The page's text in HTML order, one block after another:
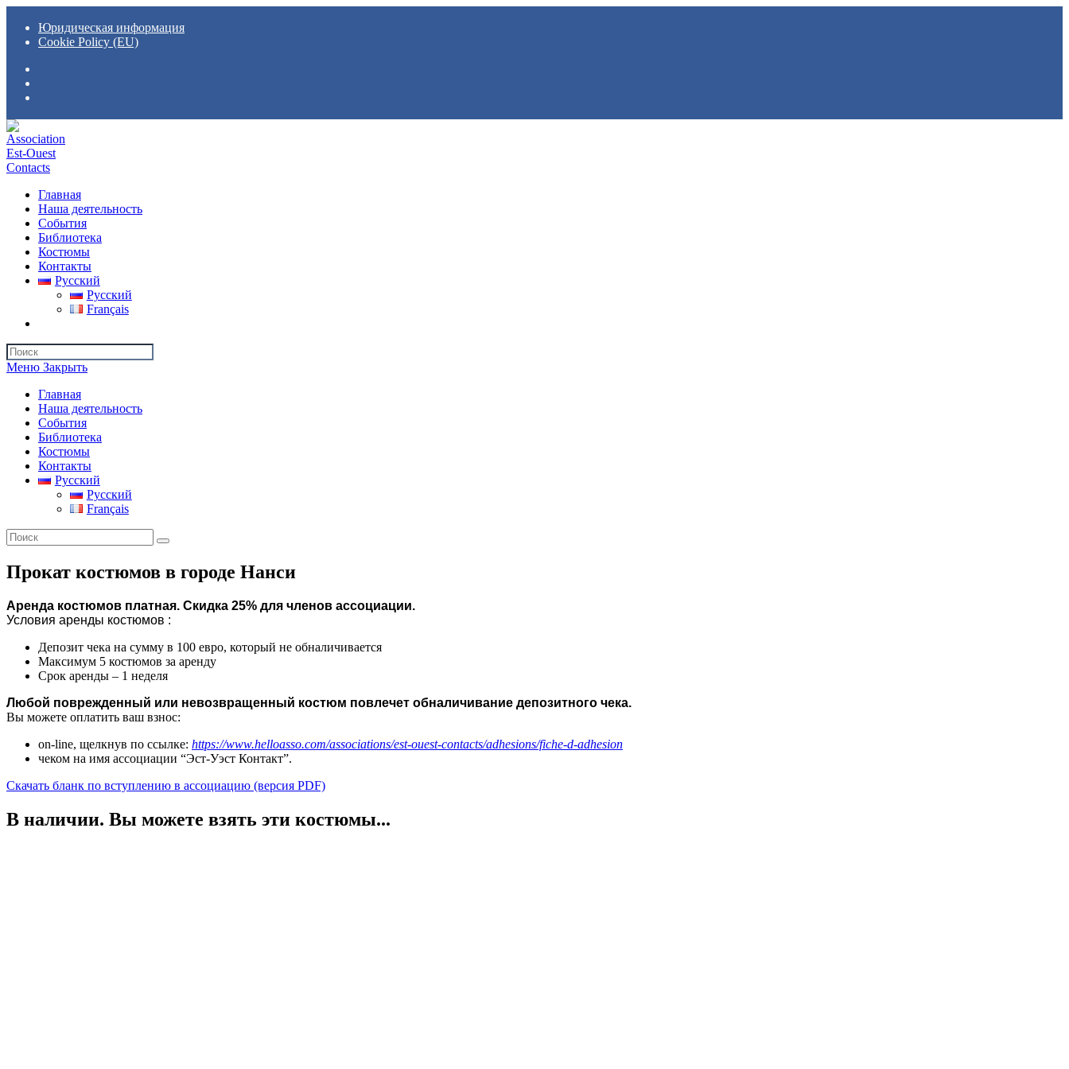
содержимому
Юридическая информация
Cookie Policy (EU)
Главная
Наша деятельность
События
Библиотека
Костюмы
Контакты
Русский
Русский
Français
Search
this
Меню Закрыть
Главная
Наша деятельность
События
Библиотека
Костюмы
Контакты
Русский
Русский
Français
Прокат костюмов в городе Нанси
Аренда костюмов платная. Скидка 25% для членов ассоциации.
Условия аренды костюмов :
Депозит чека на сумму в 100 евро, который не обналичивается
Максимум 5 костюмов за аренду
Срок аренды – 1 неделя
Любой поврежденный или невозвращенный костюм повлечет обналичивание депозитного чека.
Вы можете оплатить ваш взнос:
on-line, щелкнув по ссылке: https://www.helloasso.com/associations/est-ouest-contacts/adhesions/fiche-d-adhesion
чеком на имя ассоциации “Эст-Уэст Контакт”.
Скачать бланк по вступлению в ассоциацию (версия PDF)
В наличии. Вы можете взять эти костюмы...